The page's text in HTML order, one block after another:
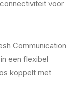
voor
Communication
een flexibel
koppelt met